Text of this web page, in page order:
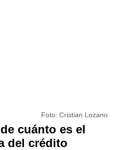
Foto: Cristian Lozano
cuánto es el
del crédito